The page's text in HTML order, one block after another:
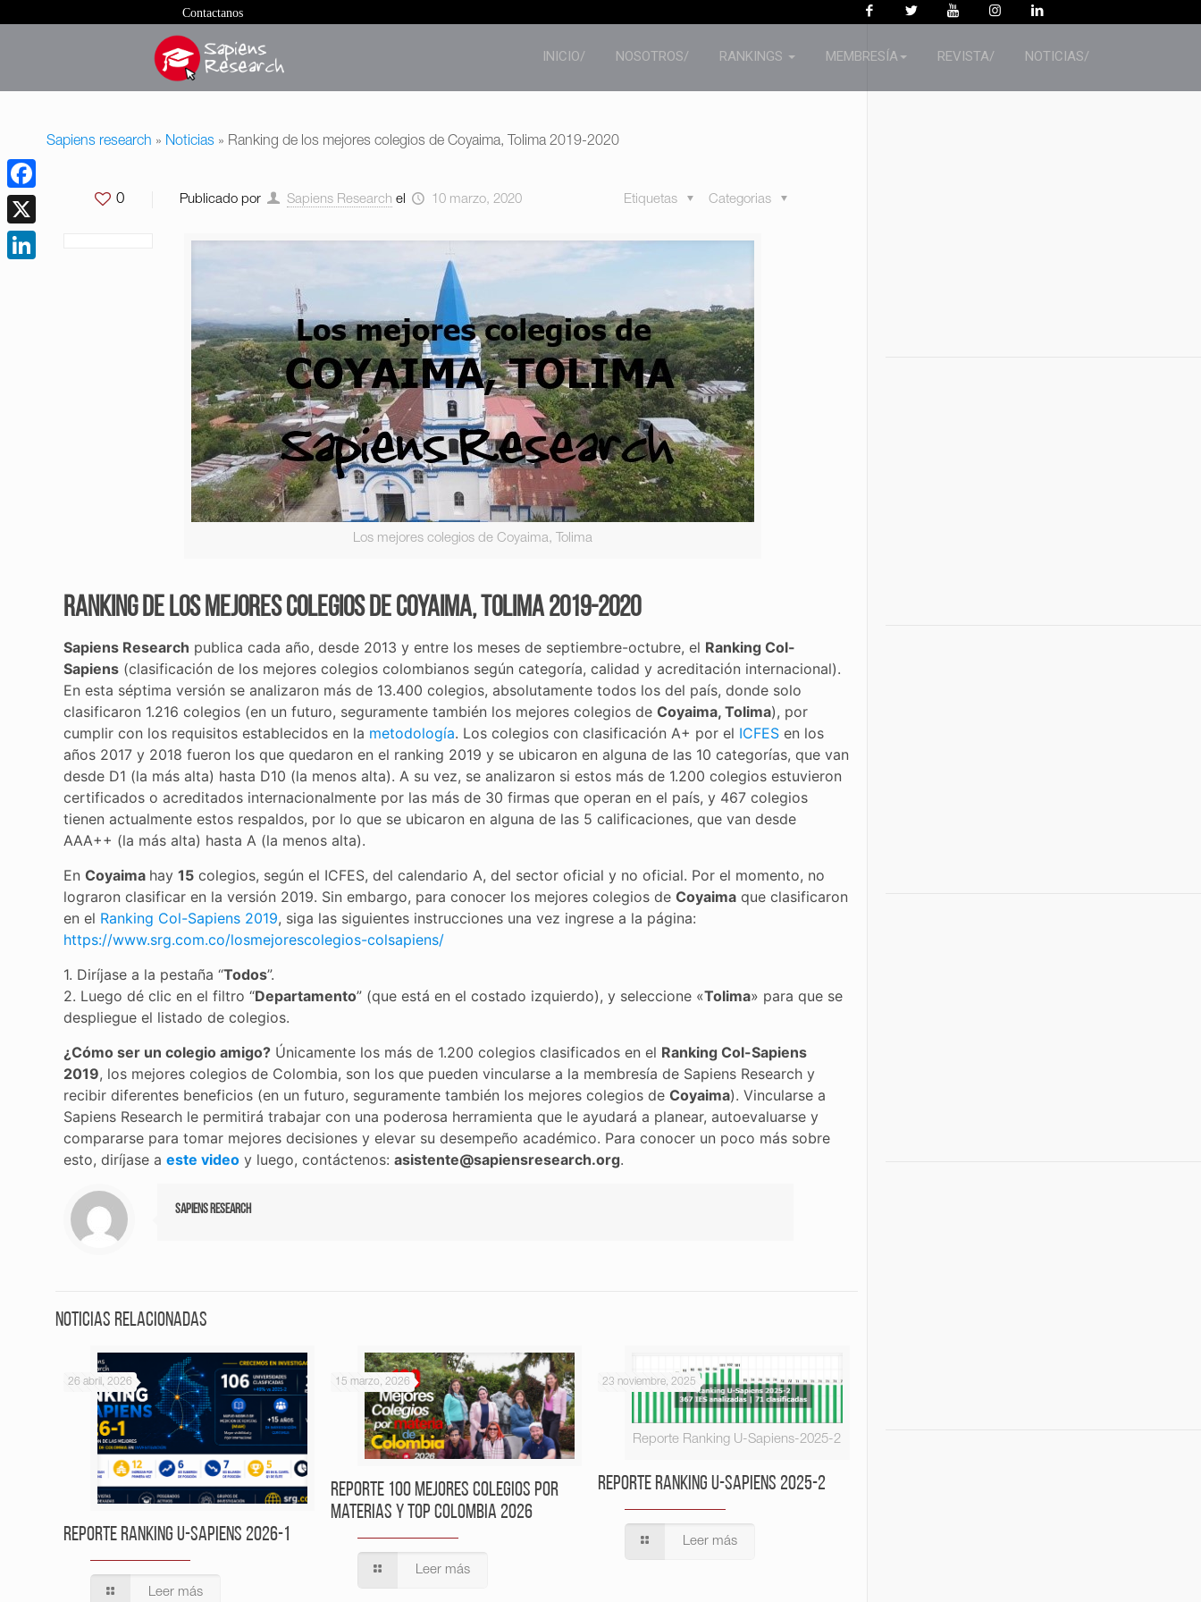
Contactanos
INICIO/ NOSOTROS/ RANKINGS MEMBRESÍA REVISTA/ NOTICIAS/
Sapiens research » Noticias » Ranking de los mejores colegios de Coyaima, Tolima 2019-2020
0 Publicado por Sapiens Research el 10 marzo, 2020 Categorias
Etiquetas
Los mejores colegios de Coyaima, Tolima
Ranking de los mejores colegios de Coyaima, Tolima 2019-2020
Sapiens Research publica cada año, desde 2013 y entre los meses de septiembre-octubre, el Ranking Col-
Sapiens(clasificación de los mejores colegios colombianos según categoría, calidad y acreditación internacional).
En esta séptima versión se analizaron más de 13.400 colegios, absolutamente todos los del país, donde solo
clasificaron 1.216 colegios (en un futuro, seguramente también los mejores colegios de Coyaima, Tolima), por
cumplir con los requisitos establecidos en la metodología. Los colegios con clasificación A+ por el ICFESen los
años 2017 y 2018 fueron los que quedaron en el ranking 2019 y se ubicaron en alguna de las 10 categorías, que van
desde D1 (la más alta) hasta D10 (la menos alta). A su vez, se analizaron si estos más de 1.200 colegios estuvieron
certificados o acreditados internacionalmente por las más de 30 firmas que operan en el país, y 467 colegios
tienen actualmente estos respaldos, por lo que se ubicaron en alguna de las 5 calificaciones, que van desde
AAA++ (la más alta) hasta A (la menos alta).
En Coyaima hay 15colegios, según el ICFES, del calendario A, del sector oficial y no oficial. Por el momento, no
lograron clasificar en la versión 2019. Sin embargo, para conocer los mejores colegios de Coyaimaque clasificaron
en el Ranking Col-Sapiens 2019, siga las siguientes instrucciones una vez ingrese a la página:
https://www.srg.com.co/losmejorescolegios-colsapiens/
1. Diríjase a la pestaña “Todos”.
2. Luego dé clic en el filtro “Departamento” (que está en el costado izquierdo), y seleccione «Tolima» para que se
despliegue el listado de colegios.
¿Cómo ser un colegio amigo?Únicamente los más de 1.200 colegios clasificados en el Ranking Col-Sapiens
2019, los mejores colegios de Colombia, son los que pueden vincularse a la membresía de Sapiens Research y
recibir diferentes beneficios (en un futuro, seguramente también los mejores colegios de Coyaima). Vincularse a
Sapiens Research le permitirá trabajar con una poderosa herramienta que le ayudará a planear, autoevaluarse y
compararse para tomar mejores decisiones y elevar su desempeño académico. Para conocer un poco más sobre
esto, diríjase a este videoy luego, contáctenos: asistente@sapiensresearch.org.
Sapiens Research
Noticias relacionadas
26 abril, 2026
Reporte Ranking U-Sapiens 2026-1
Leer más
15 marzo, 2026
Reporte 100 Mejores Colegios por
Materias y Top Colombia 2026
Leer más
Reporte Ranking U-Sapiens-2025-2
23 noviembre, 2025
Reporte Ranking U-Sapiens 2025-2
Leer más
Facebook
X